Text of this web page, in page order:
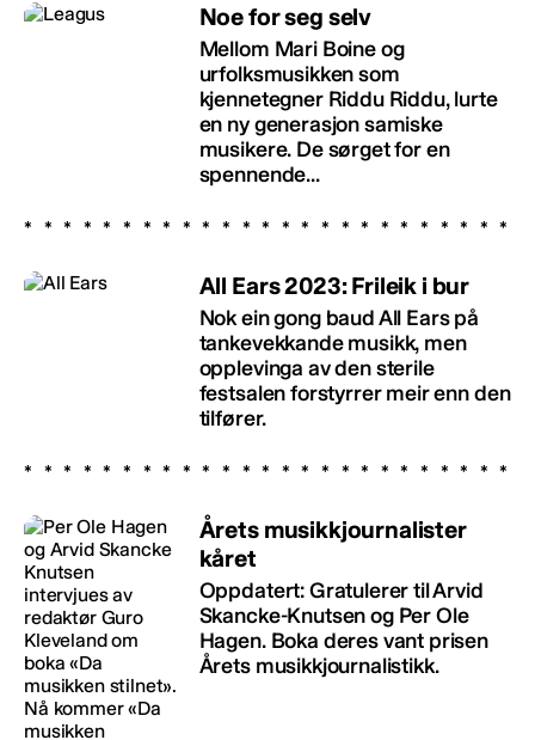
Noe for seg selv
Mellom Mari Boine og
urfolksmusikken som
kjennetegner Riddu Riddu, lurte
en ny generasjon samiske
musikere. De sørget for en
spennende...
All Ears 2023: Frileik i bur
Nok ein gong baud All Ears på
tankevekkande musikk, men
opplevinga av den sterile
festsalen forstyrrer meir enn den
tilfører.
Årets musikkjournalister
kåret
Oppdatert: Gratulerer til Arvid
Skancke-Knutsen og Per Ole
Hagen. Boka deres vant prisen
Årets musikkjournalistikk.